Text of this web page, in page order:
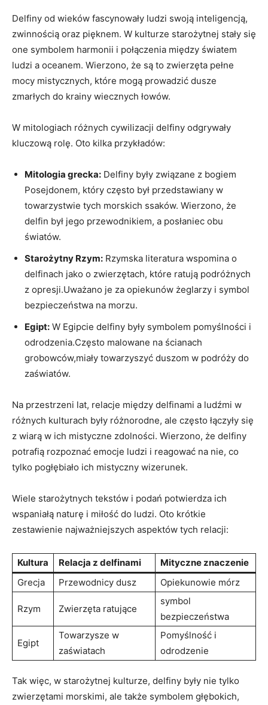
Delfiny od wieków fascynowały ludzi swoją inteligencją,
zwinnością oraz pięknem. W kulturze starożytnej stały się
one symbolem harmonii i połączenia między światem
ludzi a oceanem. Wierzono, że są to zwierzęta pełne
mocy mistycznych, które mogą prowadzić dusze
zmarłych do krainy wiecznych łowów.
W mitologiach różnych cywilizacji delfiny odgrywały
kluczową rolę. Oto kilka przykładów:
Mitologia grecka: Delfiny były związane z bogiem
Posejdonem, który często był przedstawiany w
towarzystwie tych morskich ssaków. Wierzono, że
delfin był jego przewodnikiem, a posłaniec obu
światów.
Starożytny Rzym: Rzymska literatura wspomina o
delfinach jako o zwierzętach, które ratują podróżnych
z opresji.Uważano je za opiekunów żeglarzy i symbol
bezpieczeństwa na morzu.
Egipt: W Egipcie delfiny były symbolem pomyślności i
odrodzenia.Często malowane na ścianach
grobowców,miały towarzyszyć duszom w podróży do
zaświatów.
Na przestrzeni lat, relacje między delfinami a ludźmi w
różnych kulturach były różnorodne, ale często łączyły się
z wiarą w ich mistyczne zdolności. Wierzono, że delfiny
potrafią rozpoznać emocje ludzi i reagować na nie, co
tylko pogłębiało ich mistyczny wizerunek.
Wiele starożytnych tekstów i podań potwierdza ich
wspaniałą naturę i miłość do ludzi. Oto krótkie
zestawienie najważniejszych aspektów tych relacji:
Kultura Relacja z delfinami
Mityczne znaczenie
Grecja
Przewodnicy dusz Opiekunowie mórz
Rzym Zwierzęta ratujące
symbol
bezpieczeństwa
Egipt
Towarzysze w
zaświatach
Pomyślność i
odrodzenie
Tak więc, w starożytnej kulturze, delfiny były nie tylko
zwierzętami morskimi, ale także symbolem głębokich,